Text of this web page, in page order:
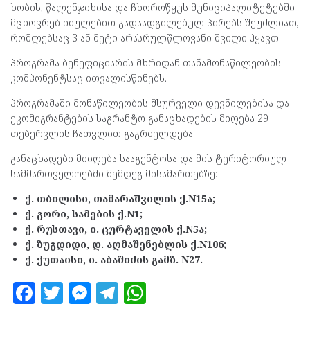
ხობის, წალენჯიხისა და ჩხოროწყუს მუნიციპალიტეტებში
მცხოვრებ იძულებით გადაადგილებულ პირებს შეუძლიათ,
რომლებსაც 3 ან მეტი არასრულწლოვანი შვილი ჰყავთ.
პროგრამა ბენეფიციარის მხრიდან თანამონაწილეობის
კომპონენტსაც ითვალისწინებს.
პროგრამაში მონაწილეობის მსურველი დევნილებისა და
ეკომიგრანტების საგრანტო განაცხადების მიღება 29
თებერვლის ჩათვლით გაგრძელდება.
განაცხადები მიიღება სააგენტოსა და მის ტერიტორიულ
სამმართველოებში შემდეგ მისამართებზე:
ქ. თბილისი, თამარაშვილის ქ.N15ა;
ქ. გორი, სამების ქ.N1;
ქ. რუსთავი, ი. ცურტაველის ქ.N5ა;
ქ. ზუგდიდი, დ. აღმაშენებლის ქ.N106;
ქ. ქუთაისი, ი. აბაშიძის გამზ. N27.
F T M T